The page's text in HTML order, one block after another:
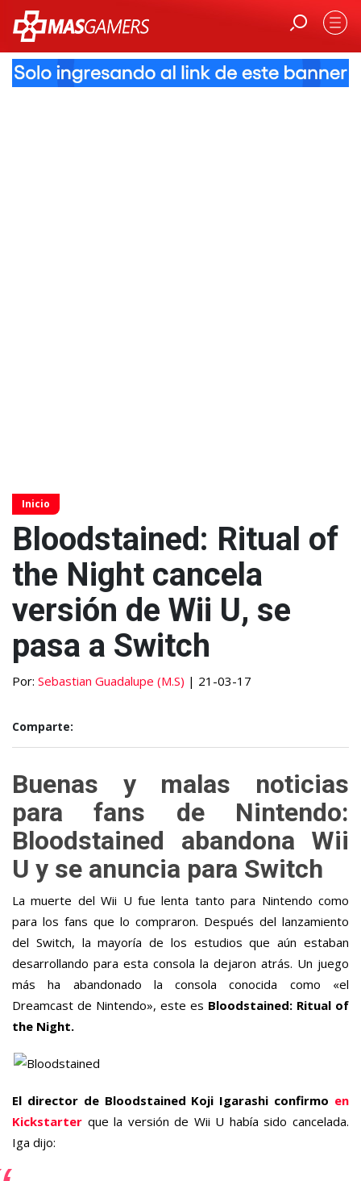
Inicio
Bloodstained: Ritual of
the Night cancela
versión de Wii U, se
pasa a Switch
Por: Sebastian Guadalupe (M.S) | 21-03-17
Comparte:
Buenas y malas noticias
para fans de Nintendo:
Bloodstained abandona Wii
U y se anuncia para Switch
La muerte del Wii U fue lenta tanto para Nintendo como
para los fans que lo compraron. Después del lanzamiento
del Switch, la mayoría de los estudios que aún estaban
desarrollando para esta consola la dejaron atrás. Un juego
más ha abandonado la consola conocida como «el
Dreamcast de Nintendo», este es Bloodstained: Ritual of
the Night.
El director de Bloodstained Koji Igarashi confirmo en
Kickstarter que la versión de Wii U había sido cancelada.
Iga dijo: